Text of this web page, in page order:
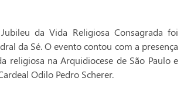
da Vida Religiosa Consagrada foi
da Sé. O evento contou com a presença
religiosa na Arquidiocese de São Paulo e
Odilo Pedro Scherer.